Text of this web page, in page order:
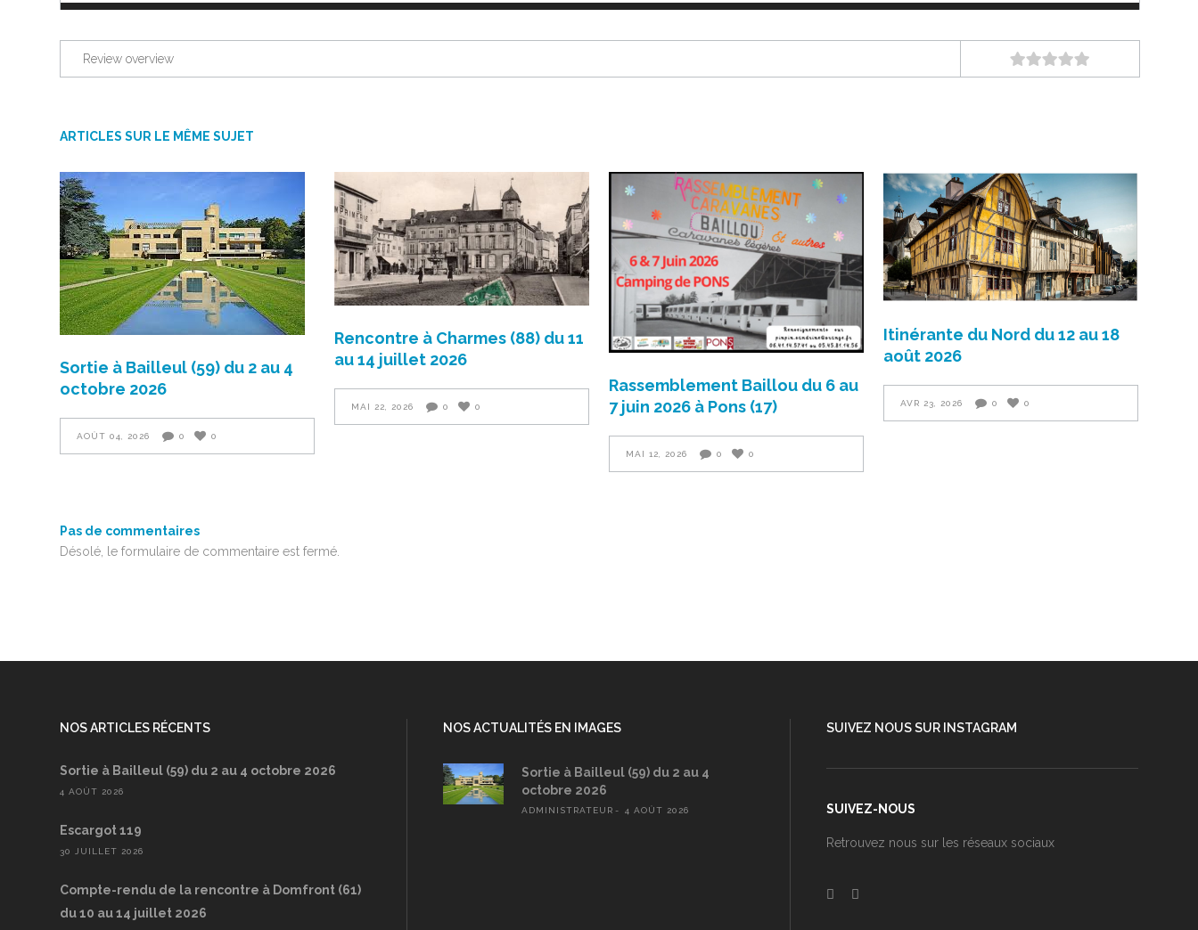
Review overview
ARTICLES SUR LE MÊME SUJET
Sortie à Bailleul (59) du 2 au 4
octobre 2026
AOÛT 04, 2026 0 0
Rencontre à Charmes (88) du 11
au 14 juillet 2026
MAI 22, 2026 0 0
Rassemblement Baillou du 6 au
7 juin 2026 à Pons (17)
MAI 12, 2026 0 0
Itinérante du Nord du 12 au 18
août 2026
AVR 23, 2026 0 0
Pas de commentaires
Désolé, le formulaire de commentaire est fermé.
NOS ARTICLES RÉCENTS
Sortie à Bailleul (59) du 2 au 4 octobre 2026
4 AOÛT 2026
Escargot 119
30 JUILLET 2026
Compte-rendu de la rencontre à Domfront (61)
du 10 au 14 juillet 2026
NOS ACTUALITÉS EN IMAGES
Sortie à Bailleul (59) du 2 au 4
octobre 2026
ADMINISTRATEUR 4 AOÛT 2026
SUIVEZ NOUS SUR INSTAGRAM
SUIVEZ-NOUS
Retrouvez nous sur les réseaux sociaux